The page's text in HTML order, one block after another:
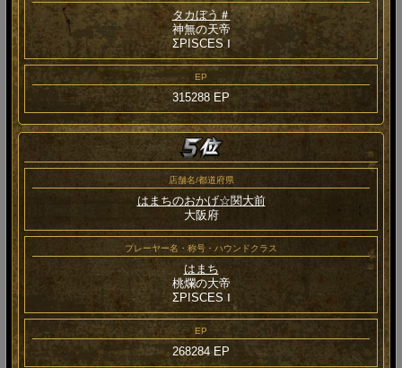
タカぼう＃
神無の天帝
ΣPISCES Ⅰ
EP
315288 EP
店舗名/都道府県
はまちのおかげ☆関大前
大阪府
プレーヤー名・称号・ハウンドクラス
はまち
桃爛の大帝
ΣPISCES Ⅰ
EP
268284 EP